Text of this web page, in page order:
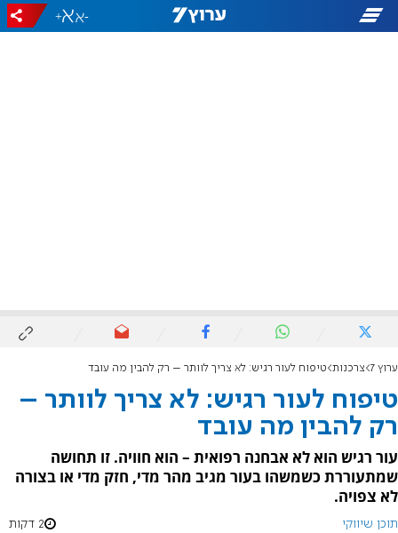
-
+
ערוץ 7 צרכנות טיפוח לעור רגיש: לא צריך לוותר – רק להבין מה עובד
טיפוח לעור רגיש: לא צריך לוותר –
רק להבין מה עובד
עור רגיש הוא לא אבחנה רפואית – הוא חוויה. זו תחושה
שמתעוררת כשמשהו בעור מגיב מהר מדי, חזק מדי או בצורה
לא צפויה.
תוכן שיווקי 2 דקות